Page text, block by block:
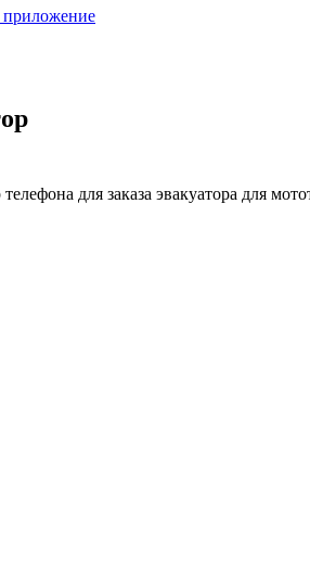
приложение
для заказа эвакуатора для